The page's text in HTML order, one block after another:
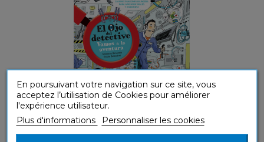
En poursuivant votre navigation sur ce site, vous
acceptez l’utilisation de Cookies pour améliorer
l'expérience utilisateur.
Plus d'informations
Personnaliser les cookies